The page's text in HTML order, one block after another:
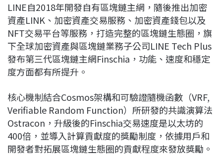
LINE自2018年開發自有區塊鏈主網，隨後推出加密
資產LINK、加密資產交易服務、加密資產錢包以及
NFT交易平台等服務，打造完整的區塊鏈生態圈，旗
下全球加密資產與區塊鏈業務子公司LINE Tech Plus
發布第三代區塊鏈主網Finschia，功能、速度和穩定
度方面都有所提升。
核心機制結合Cosmos架構和可驗證隨機函數（VRF,
Verifiable Random Function）所研發的共識演算法
Ostracon，升級後的Finschia交易速度是以太坊的
400倍，並導入計算貢獻度的獎勵制度，依據用戶和
開發者對拓展區塊鏈生態圈的貢獻程度來發放獎勵。